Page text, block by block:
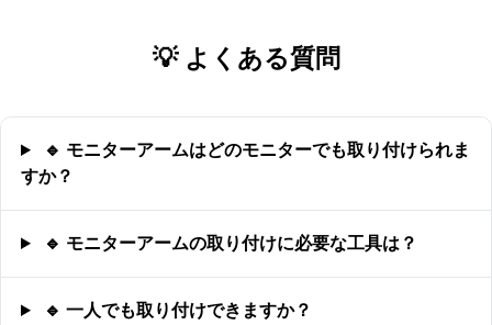
💡 よくある質問
🔹 モニターアームはどのモニターでも取り付けられま
すか？
🔹 モニターアームの取り付けに必要な工具は？
🔹 一人でも取り付けできますか？